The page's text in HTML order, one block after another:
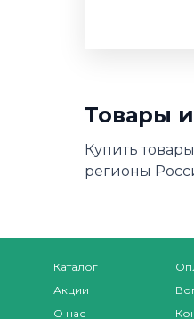
Товары
Купить
регионы
Каталог
Акции
О нас